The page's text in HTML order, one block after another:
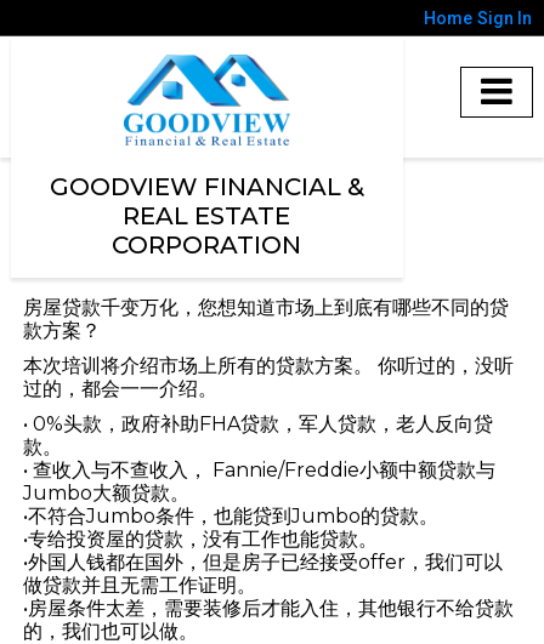
Home Sign In
GOODVIEW FINANCIAL &
REAL ESTATE
CORPORATION
房屋贷款千变万化，您想知道市场上到底有哪些不同的贷
款方案？
本次培训将介绍市场上所有的贷款方案。 你听过的，没听
过的，都会一一介绍。
• 0%头款，政府补助FHA贷款，军人贷款，老人反向贷
款。
• 查收入与不查收入， Fannie/Freddie小额中额贷款与
Jumbo大额贷款。
•不符合Jumbo条件，也能贷到Jumbo的贷款。
•专给投资屋的贷款，没有工作也能贷款。
•外国人钱都在国外，但是房子已经接受offer，我们可以
做贷款并且无需工作证明。
•房屋条件太差，需要装修后才能入住，其他银行不给贷款
的，我们也可以做。